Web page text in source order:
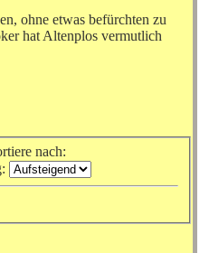
ohne etwas befürchten zu
hat Altenplos vermutlich
nach: